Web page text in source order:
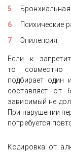
Бронхиальная
Психические
Эпилепсия.
Если к
то совместно
подбирает один
составляет от
зависимый не
При нарушении
потребуется
Кодировка от